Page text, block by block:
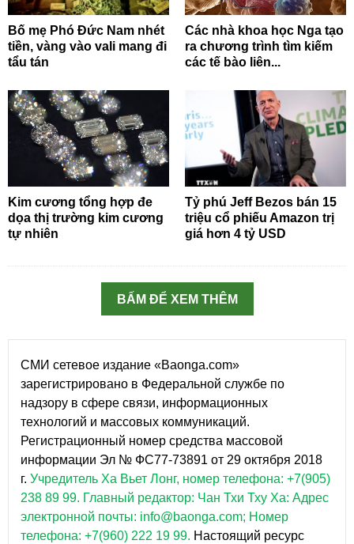
Bố mẹ Phó Đức Nam nhét
tiền, vàng vào vali mang đi
tẩu tán
Các nhà khoa học Nga tạo
ra chương trình tìm kiếm
các tế bào liên...
Kim cương tổng hợp đe
dọa thị trường kim cương
tự nhiên
Tỷ phú Jeff Bezos bán 15
triệu cổ phiếu Amazon trị
giá hơn 4 tỷ USD
BẤM ĐỂ XEM THÊM
СМИ сетевое издание «Baonga.com»
зарегистрировано в Федеральной службе по
надзору в сфере связи, информационных
технологий и массовых коммуникаций.
Регистрационный номер средства массовой
информации Эл № ФС77-73891 от 29 октября 2018
г. Учредитель Ха Вьет Лонг, номер телефона: +7(905)
238 89 99. Главный редактор: Чан Тхи Тху Ха: Адрес
электронной почты: info@baonga.com; Номер
телефона: +7(960) 222 19 99. Настоящий ресурс